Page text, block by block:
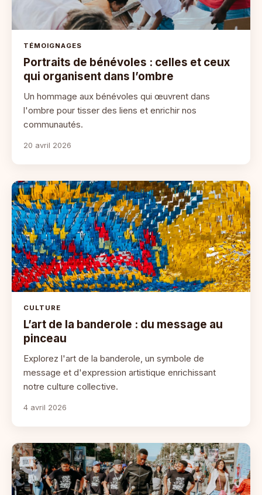
TÉMOIGNAGES
Portraits de bénévoles : celles et ceux
qui organisent dans l’ombre
Un hommage aux bénévoles qui œuvrent dans
l'ombre pour tisser des liens et enrichir nos
communautés.
20 avril 2026
CULTURE
L’art de la banderole : du message au
pinceau
Explorez l'art de la banderole, un symbole de
message et d'expression artistique enrichissant
notre culture collective.
4 avril 2026